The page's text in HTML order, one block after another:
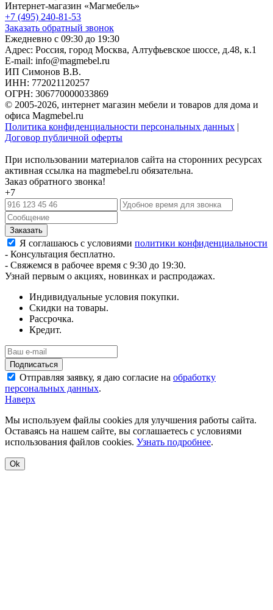
Интернет-магазин «Магмебель»
+7 (495) 240-81-53
Заказать обратный звонок
Ежедневно с 09:30 до 19:30
Адрес: Россия, город Москва, Алтуфьевское шоссе, д.48, к.1
E-mail: info@magmebel.ru
ИП Симонов В.В.
ИНН: 772021120257
ОГРН: 306770000033869
© 2005-2026, интернет магазин мебели и товаров для дома и
офиса Magmebel.ru
Политика конфиденциальности персональных данных |
Договор публичной оферты
При использовании материалов сайта на сторонних ресурсах
активная ссылка на magmebel.ru обязательна.
Заказ обратного звонка!
+7
Я соглашаюсь с условиями политики конфиденциальности
- Консультация бесплатно.
- Свяжемся в рабочее время с 9:30 до 19:30.
Узнай первым о акциях, новинках и распродажах.
Индивидуальные условия покупки.
Скидки на товары.
Рассрочка.
Кредит.
Отправляя заявку, я даю согласие на обработку
персональных данных.
Наверх
Мы используем файлы cookies для улучшения работы сайта.
Оставаясь на нашем сайте, вы соглашаетесь с условиями
использования файлов cookies. Узнать подробнее.
Ok